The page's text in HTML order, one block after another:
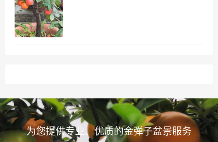
为您提供专业、优质的金弹子盆景服务